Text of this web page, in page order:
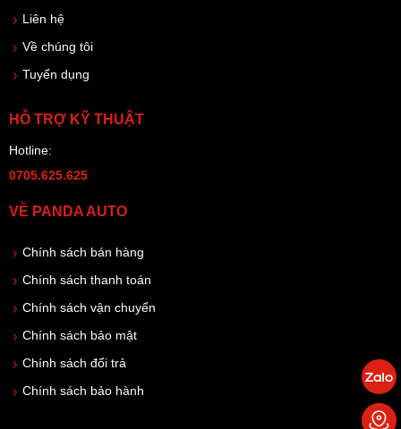
Liên hệ
Về chúng tôi
Tuyển dụng
HỖ TRỢ KỸ THUẬT
Hotline:
0705.625.625
VỀ PANDA AUTO
Chính sách bán hàng
Chính sách thanh toán
Chính sách vận chuyển
Chính sách bảo mật
Chính sách đổi trả
Chính sách bảo hành